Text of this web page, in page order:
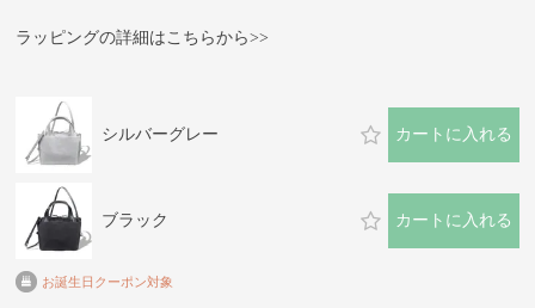
ラッピングの詳細はこちらから>>
シルバーグレー カートに入れる
ブラック カートに入れる
お誕生日クーポン対象